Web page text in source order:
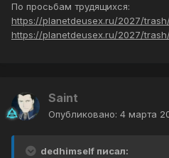
По просьбам трудящихся:
https://planetdeusex.ru/2027/
https://planetdeusex.ru/2027/
Saint
Опубликовано: 4 марта
dedhimself писал: